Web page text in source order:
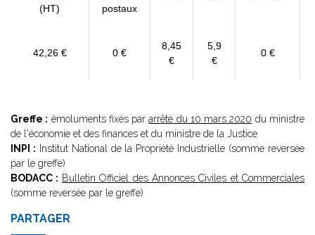
(HT)
postaux
42,26 € 0 €
8,45
€
5,9
€
0 €
Greffe : émoluments fixés pararrêté du 10 mars 2020 du ministre
de l'économie et des finances et du ministre de la Justice
INPI : Institut National de la Propriété Industrielle (somme reversée
par le greffe)
BODACC : Bulletin Officiel des Annonces Civiles et Commerciales
(somme reversée par le greffe)
PARTAGER